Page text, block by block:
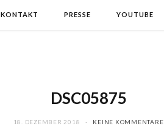
KONTAKT PRESSE YOUTUBE
DSC05875
18. DEZEMBER 2018 KEINE KOMMENTARE